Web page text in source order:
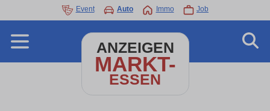
Event Auto Immo Job
ANZEIGEN
MARKT-
ESSEN